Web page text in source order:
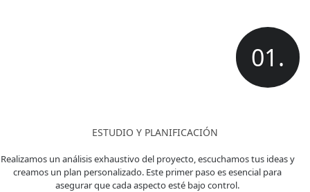
01.
ESTUDIO Y PLANIFICACIÓN
Realizamos un análisis exhaustivo del proyecto, escuchamos tus ideas y
creamos un plan personalizado. Este primer paso es esencial para
asegurar que cada aspecto esté bajo control.